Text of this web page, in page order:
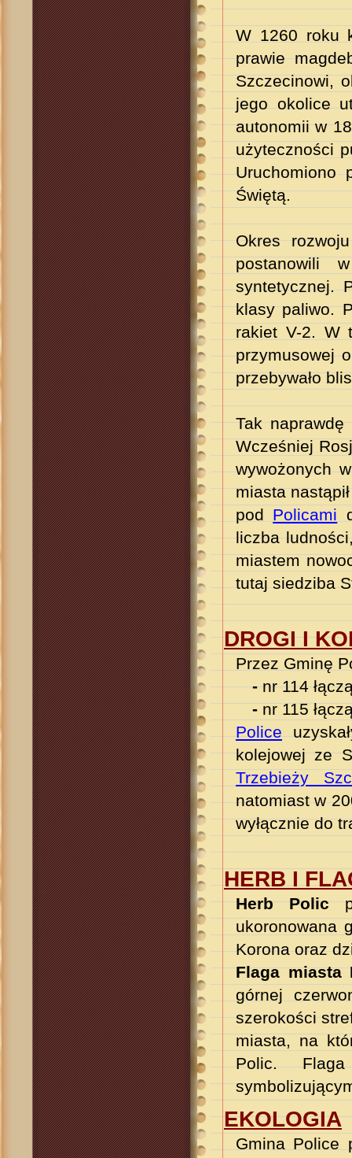
W 1260 roku
prawie
Szczecinowi,
jego okolice
autonomii w
użyteczności
Uruchomiono
Świętą.
Okres
postanowili
syntetycznej.
klasy paliwo.
rakiet V-2. W
przymusowej
przebywało
Tak
Wcześniej
wywożonych
miasta
pod Policami
liczba
miastem
tutaj siedziba
DROGI I
Przez Gminę
-nr 114
-nr 115
Police
kolejowej ze
Trzebieży
natomiast w
wyłącznie do
HERB I
Herb Polic
ukoronowana
Korona oraz
Flaga miasta
górnej
szerokości
miasta, na
Polic.
EKOLOGIA
Gmina Police